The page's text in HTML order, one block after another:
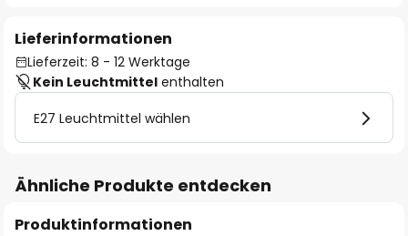
Lieferinformationen
Lieferzeit: 8 - 12 Werktage
Kein Leuchtmittel enthalten
E27 Leuchtmittel wählen
Ähnliche Produkte entdecken
Produktinformationen